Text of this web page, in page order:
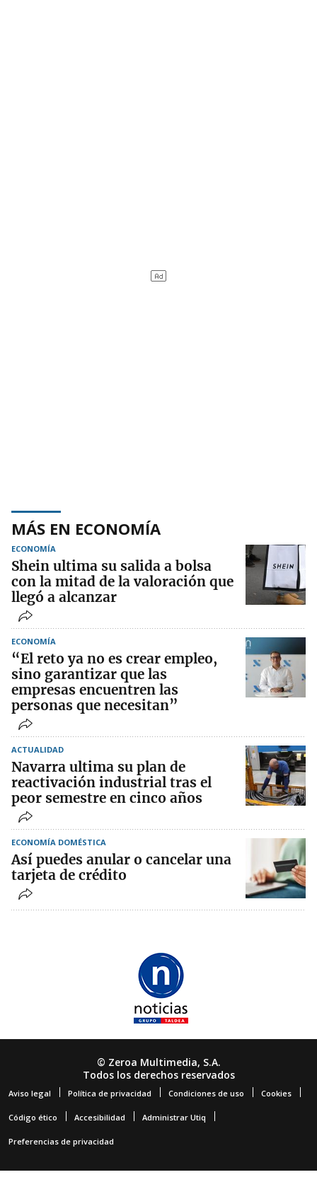
MÁS EN ECONOMÍA
ECONOMÍA
Shein ultima su salida a bolsa
con la mitad de la valoración que
llegó a alcanzar
ECONOMÍA
“El reto ya no es crear empleo,
sino garantizar que las
empresas encuentren las
personas que necesitan”
ACTUALIDAD
Navarra ultima su plan de
reactivación industrial tras el
peor semestre en cinco años
ECONOMÍA DOMÉSTICA
Así puedes anular o cancelar una
tarjeta de crédito
© Zeroa Multimedia, S.A.
Todos los derechos reservados
Aviso legal Política de privacidad Condiciones de uso Cookies
Código ético Accesibilidad Administrar Utiq
Preferencias de privacidad